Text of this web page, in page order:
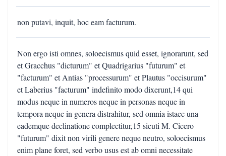
non putavi, inquit, hoc eam facturum.
Non ergo isti omnes, soloecismus quid esset, ignorarunt, sed
et Gracchus "dicturum" et Quadrigarius "futurum" et
"facturum" et Antias "processurum" et Plautus "occisurum"
et Laberius "facturum" indefinito modo dixerunt,14 qui
modus neque in numeros neque in personas neque in
tempora neque in genera distrahitur, sed omnia istaec una
eademque declinatione complectitur,15 sicuti M. Cicero
"futurum" dixit non virili genere neque neutro, soloecismus
enim plane foret, sed verbo usus est ab omni necessitate